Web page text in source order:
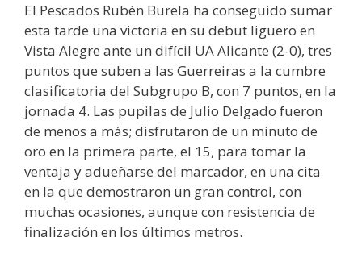
El Pescados Rubén Burela ha conseguido sumar
esta tarde una victoria en su debut liguero en
Vista Alegre ante un difícil UA Alicante (2-0), tres
puntos que suben a las Guerreiras a la cumbre
clasificatoria del Subgrupo B, con 7 puntos, en la
jornada 4. Las pupilas de Julio Delgado fueron
de menos a más; disfrutaron de un minuto de
oro en la primera parte, el 15, para tomar la
ventaja y adueñarse del marcador, en una cita
en la que demostraron un gran control, con
muchas ocasiones, aunque con resistencia de
finalización en los últimos metros.